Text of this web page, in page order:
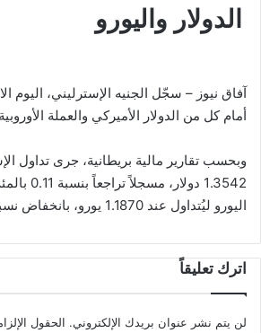
الدولار واليورو
آفاق نيوز – سجّل الجنيه الإسترليني، اليوم
أمام كل من الدولار الأميركي والعملة
وبحسب تقارير مالية بريطانية، جرى تداول
1.3542
اليورو ليُتداول عند 1.1870 يورو، بانخفاض نسبته 0.13 بالمئة.
اترك تعليقاً
لن يتم نشر عنوان بريدك الإلكتروني. الحقول